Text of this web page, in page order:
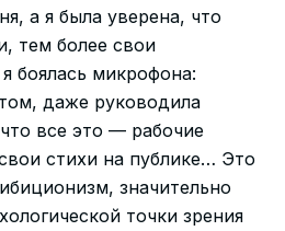
а я была уверена, что
тем более свои
боялась микрофона:
даже руководила
все это — рабочие
стихи на публике… Это
значительно
точки зрения